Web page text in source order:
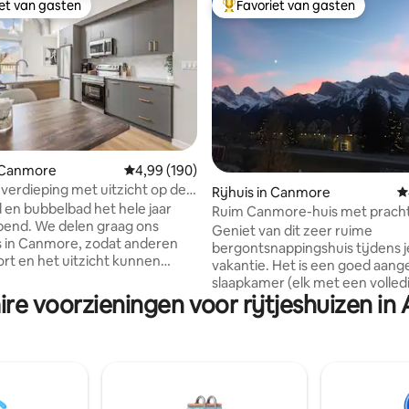
van 4,97 op 5, 156 recensies
van gasten
van gasten
Gemiddelde beoordeling van 4,99 op 5, 190
4,99 (190)
met uitzicht op de
garage, zwembad/hot tub
bubbelbad het hele jaar
graag ons
in Canmore, zodat anderen
en het uitzicht kunnen
op het zuiden met uitzicht op
en Cascade Mountain.
Parks Pass om te lenen.
Topfavoriet van gasten
Favoriet van gasten
Rijhuis in Canmore
Ruim Canmore-huis met
uitzicht op de bergen
Geniet van dit zeer ruime
bergontsnappingshuis tijdens
vakantie. Het is een goed
slaapkamer (elk met een
& amp; A/C) huis in Canmore
voorzieningen om een gezin
hoofdstraat waar u kunt
winkelen en vermaken. Geniet
voorzieningen voor rijtjeshuizen in